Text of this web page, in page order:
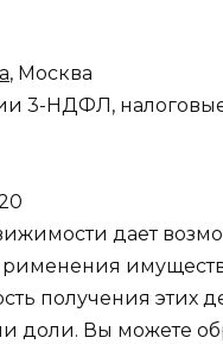
, Москва
3-НДФЛ,
дает
получения этих
доли. Вы можете